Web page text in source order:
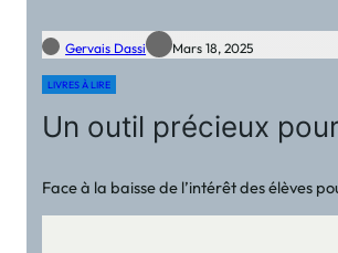
Gervais Dassi Mars 18, 2025
LIVRES À LIRE
Un outil précieux
Face à la baisse de l’intérêt des élèves